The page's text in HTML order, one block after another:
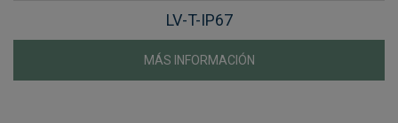
LV-T-IP67
MÁS INFORMACIÓN